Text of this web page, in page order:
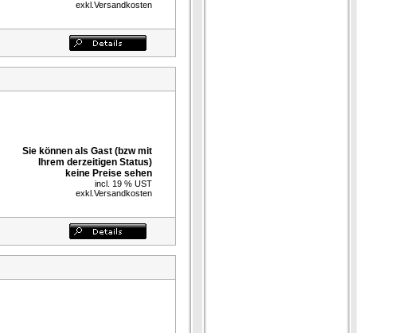
exkl. Versandkosten
Sie können als Gast (bzw mit
Ihrem derzeitigen Status)
keine Preise sehen
incl. 19 % UST
exkl. Versandkosten